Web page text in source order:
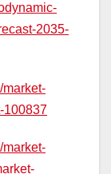
2035-
market-
100837
market-